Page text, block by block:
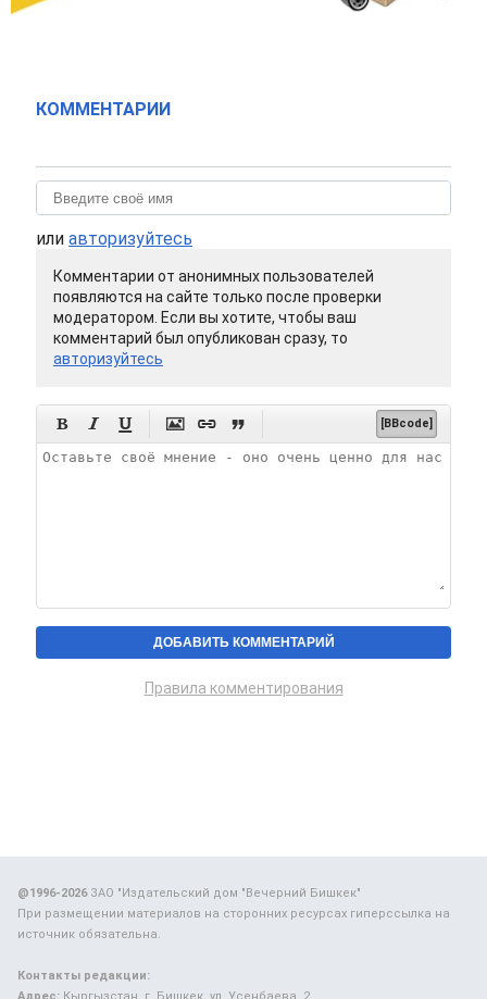
КОММЕНТАРИИ
или авторизуйтесь
Комментарии от анонимных пользователей
появляются на сайте только после проверки
модератором. Если вы хотите, чтобы ваш
комментарий был опубликован сразу, то
авторизуйтесь
      [BBcode]
Правила комментирования
@1996-2026ЗАО "Издательский дом "Вечерний Бишкек"
При размещении материалов на сторонних ресурсах гиперссылка на
источник обязательна.
Контакты редакции: